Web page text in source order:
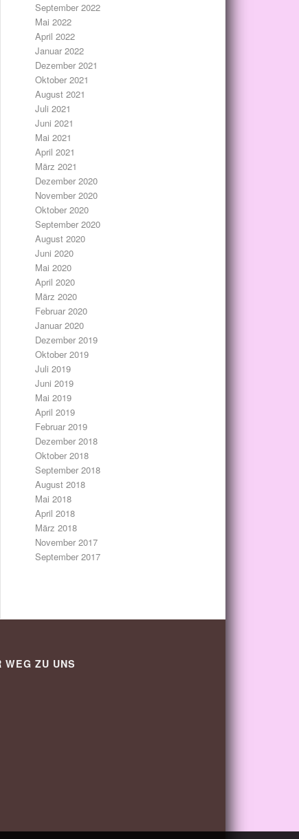
September 2022
Mai 2022
April 2022
Januar 2022
Dezember 2021
Oktober 2021
August 2021
Juli 2021
Juni 2021
Mai 2021
April 2021
März 2021
Dezember 2020
November 2020
Oktober 2020
September 2020
August 2020
Juni 2020
Mai 2020
April 2020
März 2020
Februar 2020
Januar 2020
Dezember 2019
Oktober 2019
Juli 2019
Juni 2019
Mai 2019
April 2019
Februar 2019
Dezember 2018
Oktober 2018
September 2018
August 2018
Mai 2018
April 2018
März 2018
November 2017
September 2017
WEG ZU UNS